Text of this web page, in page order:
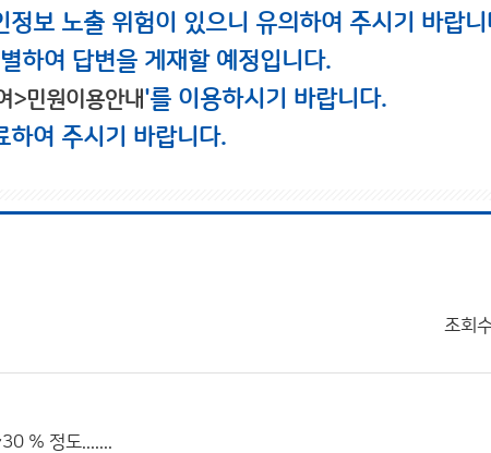
보 노출 위험이 있으니 유의하여 주시기 바랍니
하여 답변을 게재할 예정입니다.
>민원이용안내'를 이용하시기 바랍니다.
여 주시기 바랍니다.
조회
% 정도.......